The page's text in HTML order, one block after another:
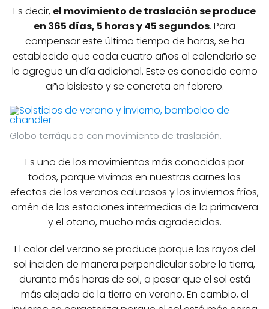
Es decir, el movimiento de traslación se produce
en 365 días, 5 horas y 45 segundos. Para
compensar este último tiempo de horas, se ha
establecido que cada cuatro años al calendario se
le agregue un día adicional. Este es conocido como
año bisiesto y se concreta en febrero.
Globo terráqueo con movimiento de traslación.
Es uno de los movimientos más conocidos por
todos, porque vivimos en nuestras carnes los
efectos de los veranos calurosos y los inviernos fríos,
amén de las estaciones intermedias de la primavera
y el otoño, mucho más agradecidas.
El calor del verano se produce porque los rayos del
sol inciden de manera perpendicular sobre la tierra,
durante más horas de sol, a pesar que el sol está
más alejado de la tierra en verano. En cambio, el